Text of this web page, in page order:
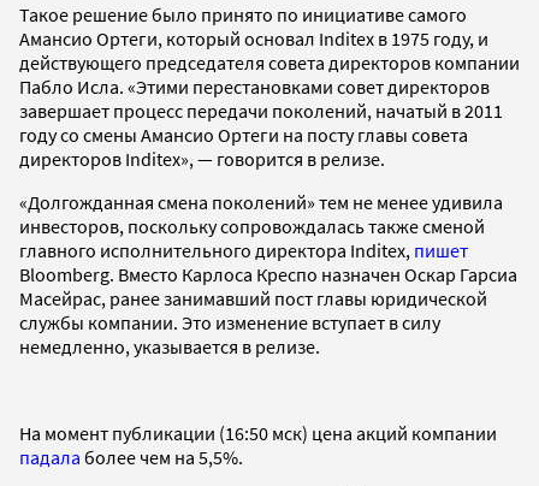
Такое решение было принято по инициативе самого
Амансио Ортеги, который основал Inditex в 1975 году, и
действующего председателя совета директоров компании
Пабло Исла. «Этими перестановками совет директоров
завершает процесс передачи поколений, начатый в 2011
году со смены Амансио Ортеги на посту главы совета
директоров Inditex», — говорится в релизе.
«Долгожданная смена поколений» тем не менее удивила
инвесторов, поскольку сопровождалась также сменой
главного исполнительного директора Inditex, пишет
Bloomberg. Вместо Карлоса Креспо назначен Оскар Гарсиа
Масейрас, ранее занимавший пост главы юридической
службы компании. Это изменение вступает в силу
немедленно, указывается в релизе.
На момент публикации (16:50 мск) цена акций компании
падала более чем на 5,5%.